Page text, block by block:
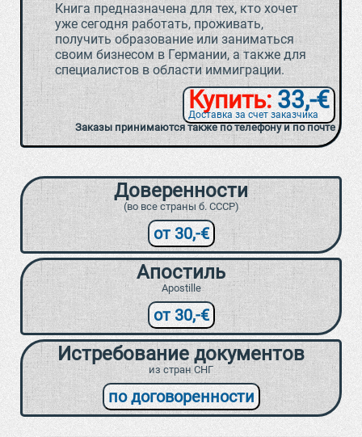
Книга предназначена для тех, кто хочет
уже сегодня работать, проживать,
получить образование или заниматься
своим бизнесом в Германии, а также для
специалистов в области иммиграции.
Купить: 33,-€
Доставка за счет заказчика
Заказы принимаются также по телефону и по почте
Доверенности
(во все страны б. СССР)
от 30,-€
Апостиль
Apostille
от 30,-€
Истребование документов
из стран СНГ
по договоренности